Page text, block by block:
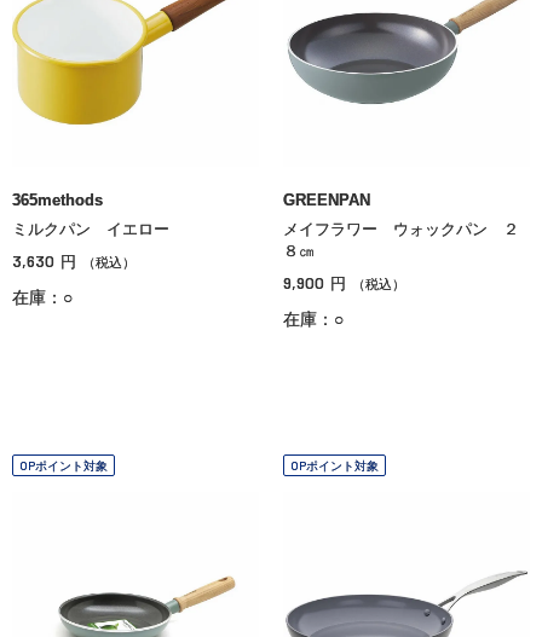
365methods
ミルクパン イエロー
3,630 円 （税込）
在庫：○
GREENPAN
メイフラワー ウォックパン ２
８㎝
9,900 円 （税込）
在庫：○
OPポイント対象 OPポイント対象